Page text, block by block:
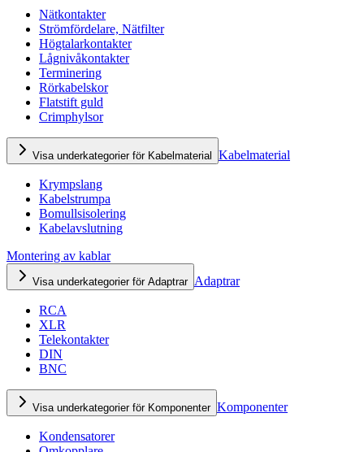
Nätkontakter
Strömfördelare, Nätfilter
Högtalarkontakter
Lågnivåkontakter
Terminering
Rörkabelskor
Flatstift guld
Crimphylsor
Visa underkategorier för Kabelmaterial Kabelmaterial
Krympslang
Kabelstrumpa
Bomullsisolering
Kabelavslutning
Montering av kablar
Visa underkategorier för Adaptrar Adaptrar
RCA
XLR
Telekontakter
DIN
BNC
Visa underkategorier för Komponenter Komponenter
Kondensatorer